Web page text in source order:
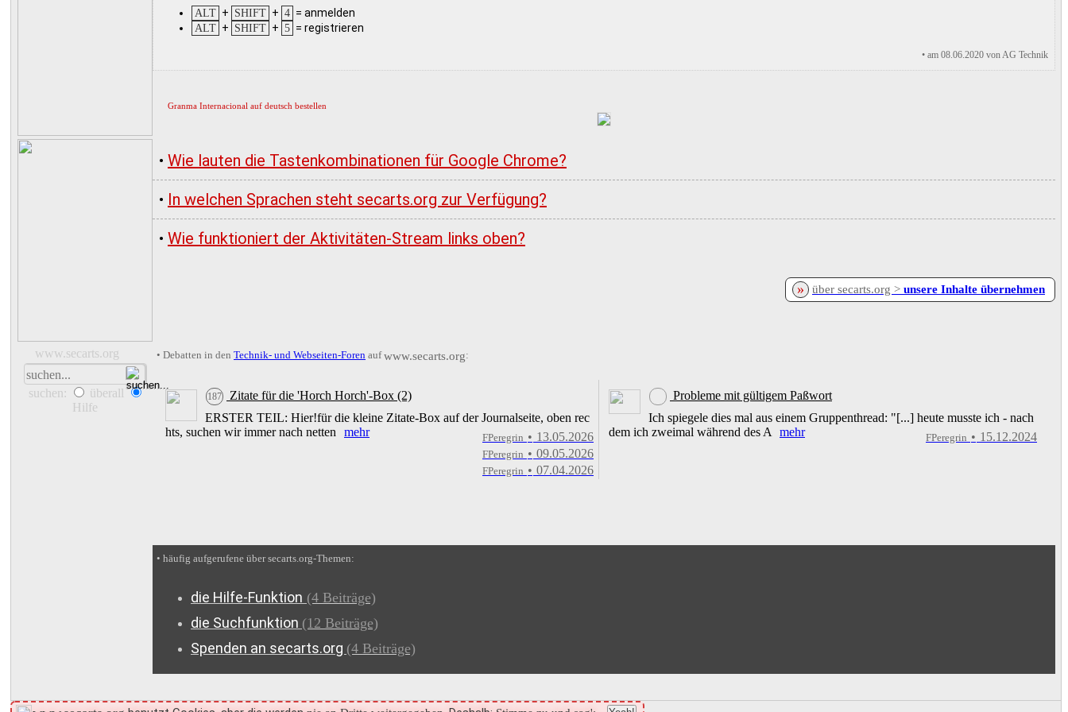
www.secarts.org
suchen:
überall
Hilfe
ALT + SHIFT + 4 = anmelden
ALT + SHIFT + 5 = registrieren
• am 08.06.2020 von AG Technik
Granma Internacional auf deutsch bestellen
• Wie lauten die Tastenkombinationen für Google Chrome?
• In welchen Sprachen steht secarts.org zur Verfügung?
• Wie funktioniert der Aktivitäten-Stream links oben?
» über secarts.org > unsere Inhalte übernehmen
• Debatten in den Technik- und Webseiten-Foren aufwww.secarts.org:
187
Zitate für die 'Horch Horch'-Box (2)
ERSTER TEIL: Hier!für die kleine Zitate-Box auf der Journalseite, oben rec
hts, suchen wir immer nach netten
mehr FPeregrin • 13.05.2026
FPeregrin • 09.05.2026
FPeregrin • 07.04.2026
Probleme mit gültigem Paßwort
Ich spiegele dies mal aus einem Gruppenthread: "[...] heute musste ich - nach
dem ich zweimal während des A
mehr FPeregrin • 15.12.2024
• häufig aufgerufene über secarts.org-Themen:
die Hilfe-Funktion (4 Beiträge)
die Suchfunktion (12 Beiträge)
Spenden an secarts.org (4 Beiträge)